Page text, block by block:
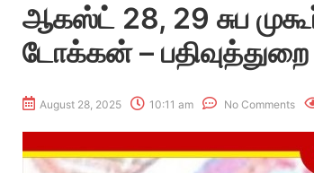
ஆகஸ்ட் 28, 29 சுப
டோக்கன் – பதிவுத்துறை
August 28, 2025 10:11 am No Comments